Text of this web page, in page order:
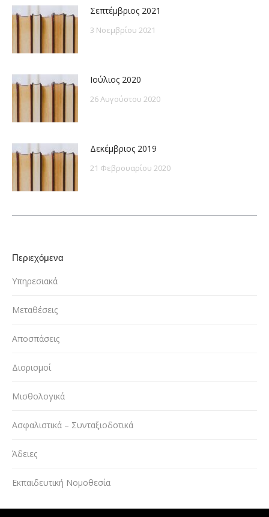
Σεπτέμβριος 2021
3 Νοεμβρίου 2021
Ιούλιος 2020
26 Αυγούστου 2020
Δεκέμβριος 2019
21 Φεβρουαρίου 2020
Περιεχόμενα
Υπηρεσιακά
Μεταθέσεις
Αποσπάσεις
Διορισμοί
Μισθολογικά
Ασφαλιστικά – Συνταξιοδοτικά
Άδειες
Εκπαιδευτική Νομοθεσία